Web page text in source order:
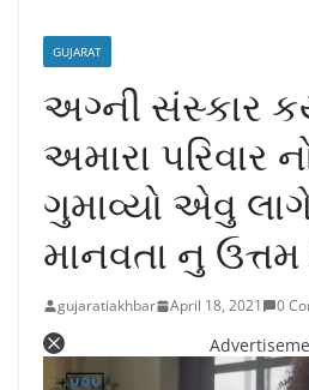
GUJARAT
અગ્ની સંસ્કાર
અમારા
ગુમાવ્યો એવુ
માનવતા નુ
gujaratiakhbar April 18, 2021 0